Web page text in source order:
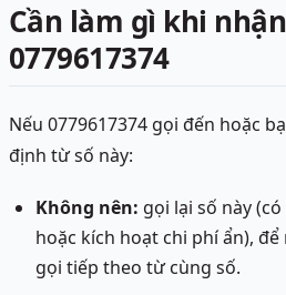
Cần làm gì khi
0779617374
Nếu 0779617374 gọi đến hoặc
định từ số này:
Không nên: gọi lại số này
hoặc kích hoạt chi phí ẩn),
gọi tiếp theo từ cùng số.